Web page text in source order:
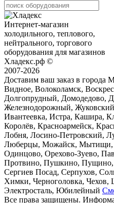
Интернет-магазин
холодильного, теплового,
нейтрального, торгового
оборудования для магазинов
Хладекс.рф ©
2007-2026
Доставим ваш заказ в города
Видное, Волоколамск,
Долгопрудный, Домодедово,
Железнодорожный,
Ивантеевка, Истра, Кашира,
Королёв, Красноармейск,
Лобня, Лосино-Петровский,
Люберцы, Можайск, Мытищи,
Одинцово, Орехово-Зуево,
Протвино, Пушкино, Пущино,
Сергиев Посад, Серпухов,
Химки, Черноголовка, Чехов,
Электросталь, Юбилейный
Все права защищены.